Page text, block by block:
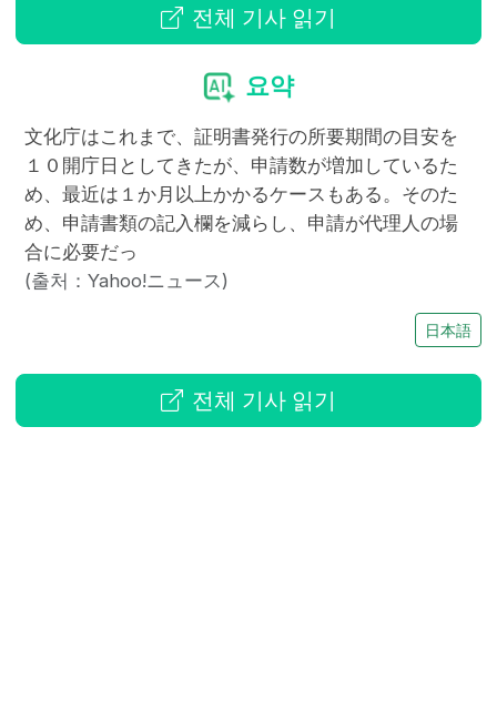
전체 기사 읽기
요약
文化庁はこれまで、証明書発行の所要期間の目安を
１０開庁日としてきたが、申請数が増加しているた
め、最近は１か月以上かかるケースもある。そのた
め、申請書類の記入欄を減らし、申請が代理人の場
合に必要だっ
(출처：Yahoo!ニュース)
日本語
전체 기사 읽기